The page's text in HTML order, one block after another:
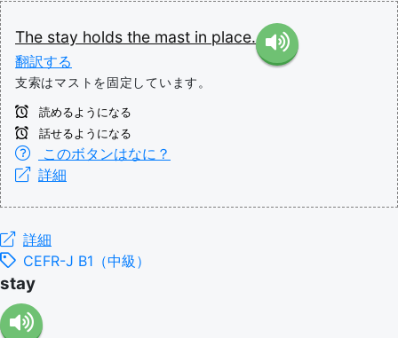
The stay holds the mast in place.
翻訳する
支索はマストを固定しています。
読めるようになる
話せるようになる
このボタンはなに？
詳細
詳細
CEFR-J B1（中級）
stay